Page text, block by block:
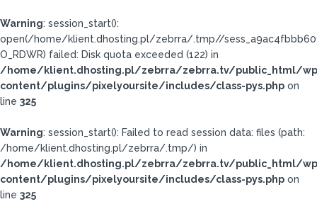
Warning: session_start():
open(/home/klient.dhosting.pl/zebrra/.tmp//
O_RDWR) failed: Disk quota exceeded (122) in
/home/klient.dhosting.pl/zebrra/zebrra.tv/public_html/
content/plugins/pixelyoursite/includes/class-pys.php on
line 325
Warning: session_start(): Failed to read session data: files (path:
/home/klient.dhosting.pl/zebrra/.tmp/) in
/home/klient.dhosting.pl/zebrra/zebrra.tv/public_html/
content/plugins/pixelyoursite/includes/class-pys.php on
line 325